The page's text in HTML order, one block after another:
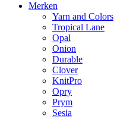
Merken
Yarn and Colors
Tropical Lane
Opal
Onion
Durable
Clover
KnitPro
Opry
Prym
Sesia